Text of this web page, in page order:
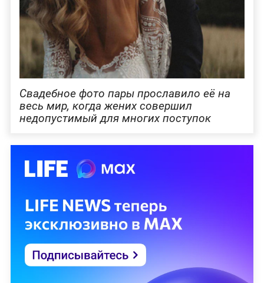
Свадебное фото пары прославило её на
весь мир, когда жених совершил
недопустимый для многих поступок